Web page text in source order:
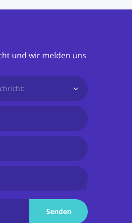
und wir melden uns
Senden